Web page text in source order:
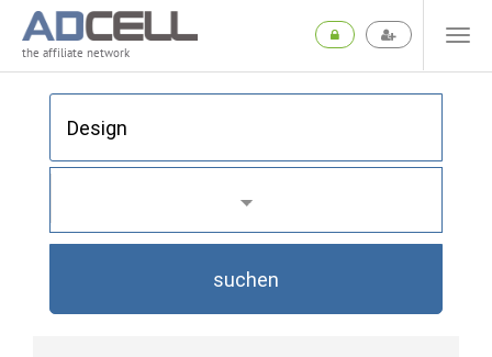
the affiliate network
suchen